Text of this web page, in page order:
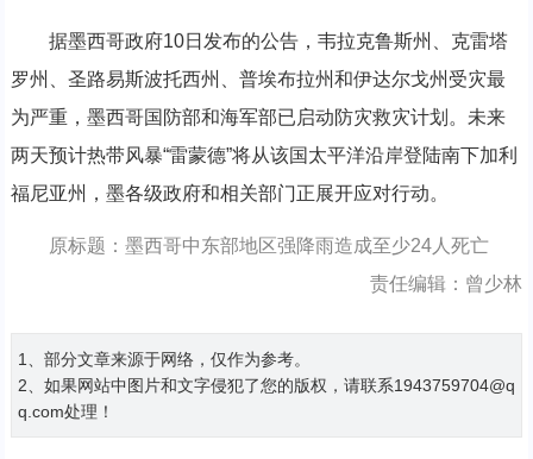
据墨西哥政府10日发布的公告，韦拉克鲁斯州、克雷塔
罗州、圣路易斯波托西州、普埃布拉州和伊达尔戈州受灾最
为严重，墨西哥国防部和海军部已启动防灾救灾计划。未来
两天预计热带风暴“雷蒙德”将从该国太平洋沿岸登陆南下加利
福尼亚州，墨各级政府和相关部门正展开应对行动。
原标题：墨西哥中东部地区强降雨造成至少24人死亡
责任编辑：曾少林
1、部分文章来源于网络，仅作为参考。
2、如果网站中图片和文字侵犯了您的版权，请联系1943759704@q
q.com处理！